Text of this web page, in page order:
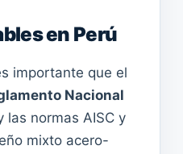
en Perú
importante que el
Nacional
las normas AISC y
mixto acero-